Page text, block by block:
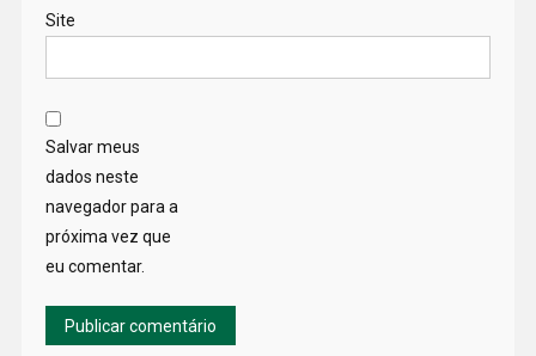
Site
Salvar meus
dados neste
navegador para a
próxima vez que
eu comentar.